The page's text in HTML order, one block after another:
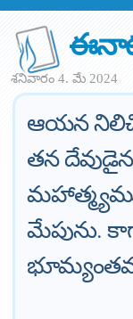
శనివారం 4. మే 2024
ఆయన
తన
మేపును.